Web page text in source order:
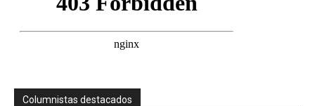
Columnistas destacados